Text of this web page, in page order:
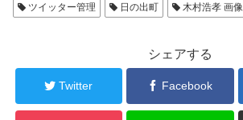
ツイッター管理 日の出町 木村浩孝 画像
シェアする
Twitter Facebook